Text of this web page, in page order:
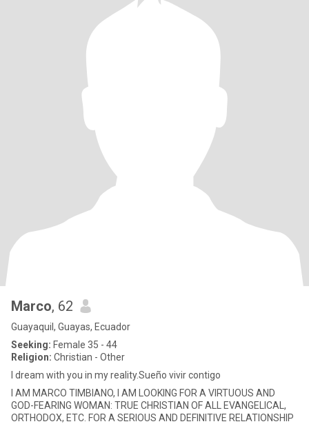
Marco, 62
Guayaquil, Guayas, Ecuador
Seeking: Female 35 - 44
Religion: Christian - Other
I dream with you in my reality.Sueño vivir contigo
I AM MARCO TIMBIANO, I AM LOOKING FOR A VIRTUOUS AND
GOD-FEARING WOMAN: TRUE CHRISTIAN OF ALL EVANGELICAL,
ORTHODOX, ETC. FOR A SERIOUS AND DEFINITIVE RELATIONSHIP